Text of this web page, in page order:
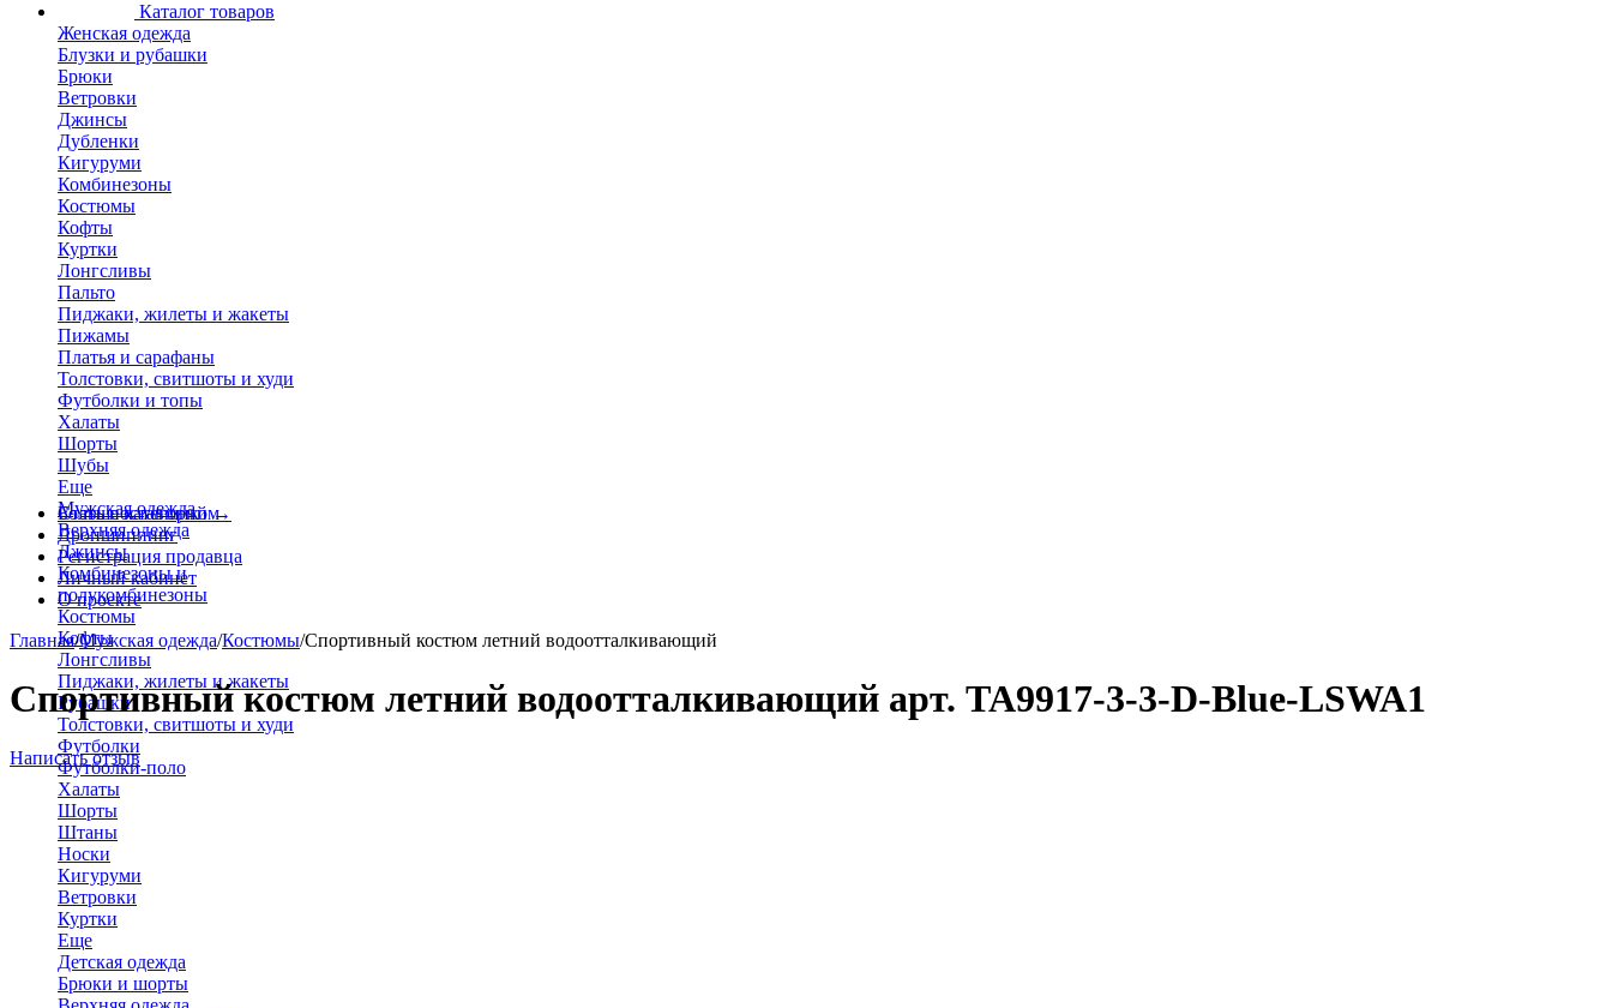
Каталог товаров
Женская одежда
Блузки и рубашки
Брюки
Ветровки
Джинсы
Дубленки
Кигуруми
Комбинезоны
Костюмы
Кофты
Куртки
Лонгсливы
Пальто
Пиджаки, жилеты и жакеты
Пижамы
Платья и сарафаны
Толстовки, свитшоты и худи
Футболки и топы
Халаты
Шорты
Шубы
Еще
Мужская одежда
Верхняя одежда
Джинсы
Комбинезоны и
полукомбинезоны
Костюмы
Кофты
Лонгсливы
Пиджаки, жилеты и жакеты
Рубашки
Толстовки, свитшоты и худи
Футболки
Футболки-поло
Халаты
Шорты
Штаны
Носки
Кигуруми
Ветровки
Куртки
Еще
Детская одежда
Брюки и шорты
Больше категорий→
Стать поставщиком
Дропшиппинг
Регистрация продавца
Личный кабинет
О проекте
Главная/Мужская одежда/Костюмы/Спортивный костюм летний водоотталкивающий
Спортивный костюм летний водоотталкивающий арт. TA9917-3-3-D-Blue-LSWA1
Написать отзыв